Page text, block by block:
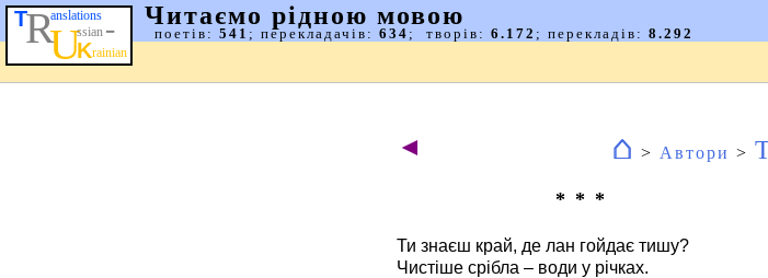
◄ ⌂ > Автори >
* * *
Ти знаєш край, де лан гойдає тишу?
Чистіше срібла – води у річках.